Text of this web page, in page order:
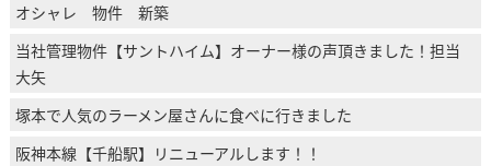
オシャレ 物件 新築
当社管理物件【サントハイム】オーナー様の声頂きました！担当
大矢
塚本で人気のラーメン屋さんに食べに行きました
阪神本線【千船駅】リニューアルします！！